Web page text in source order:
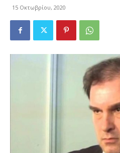
15 Οκτωβρίου, 2020